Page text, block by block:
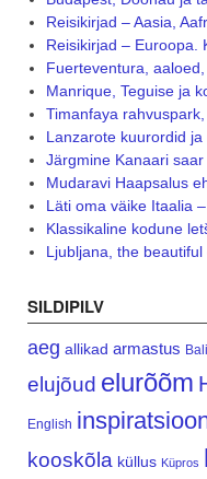
Reisikirjad – Aasia,
Reisikirjad – Euroopa.
Fuerteventura,
Manrique, Teguise ja
Timanfaya
Lanzarote kuurordid
Järgmine Kanaari
Mudaravi Haapsalus
Läti oma väike Itaalia
Klassikaline kodune
Ljubljana, the
SILDIPILV
aeg allikad armastus Bali
elujõud elurõõm
English
kooskõla küllus Küpros